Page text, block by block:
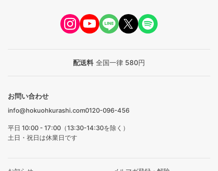
配送料 全国一律 580円
お問い合わせ
info@hokuohkurashi.com0120-096-456
平日 10:00 - 17:00（13:30-14:30を除く）
土日・祝日は休業日です